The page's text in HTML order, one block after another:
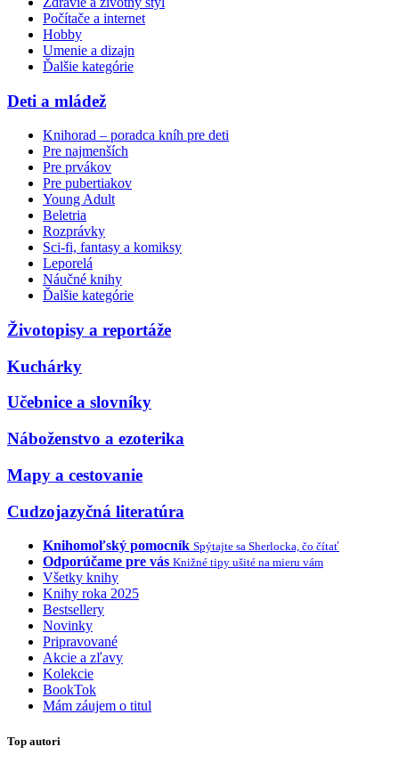
Počítače a internet
Hobby
Umenie a dizajn
Ďalšie kategórie
Deti a mládež
Knihorad – poradca kníh pre deti
Pre najmenších
Pre prvákov
Pre pubertiakov
Young Adult
Beletria
Rozprávky
Sci-fi, fantasy a komiksy
Leporelá
Náučné knihy
Ďalšie kategórie
Životopisy a reportáže
Kuchárky
Učebnice a slovníky
Náboženstvo a ezoterika
Mapy a cestovanie
Cudzojazyčná literatúra
Knihomoľský pomocník Spýtajte sa Sherlocka, čo čítať
Odporúčame pre vás Knižné tipy ušité na mieru vám
Všetky knihy
Knihy roka 2025
Bestsellery
Novinky
Pripravované
Akcie a zľavy
Kolekcie
BookTok
Mám záujem o titul
Top autori